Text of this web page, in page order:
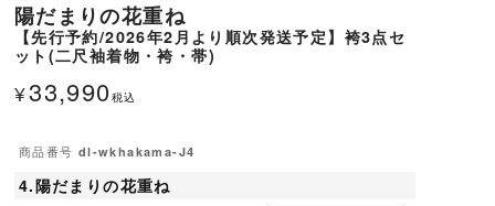
【先行予約/2026年2月より順次発送予定】袴3点セ
ット(二尺袖着物・袴・帯)
陽だまりの花重ね
¥33,990税込
商品番号 dl-wkhakama-J4
4.陽だまりの花重ね